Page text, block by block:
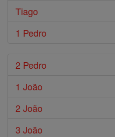
Tiago
1 Pedro
2 Pedro
1 João
2 João
3 João